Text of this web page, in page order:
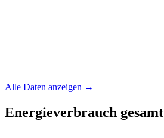
Alle Daten anzeigen →
Energieverbrauch gesamt